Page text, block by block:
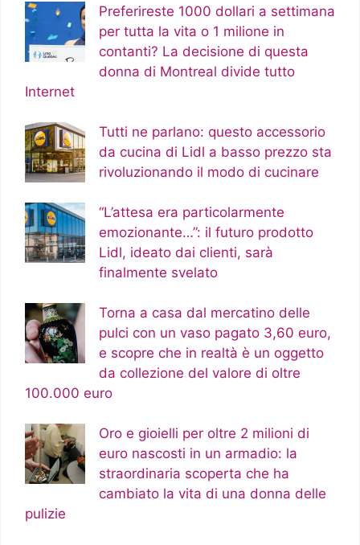
Preferireste 1000 dollari a settimana
per tutta la vita o 1 milione in
contanti? La decisione di questa
donna di Montreal divide tutto
Internet
Tutti ne parlano: questo accessorio
da cucina di Lidl a basso prezzo sta
rivoluzionando il modo di cucinare
“L’attesa era particolarmente
emozionante…”: il futuro prodotto
Lidl, ideato dai clienti, sarà
finalmente svelato
Torna a casa dal mercatino delle
pulci con un vaso pagato 3,60 euro,
e scopre che in realtà è un oggetto
da collezione del valore di oltre
100.000 euro
Oro e gioielli per oltre 2 milioni di
euro nascosti in un armadio: la
straordinaria scoperta che ha
cambiato la vita di una donna delle
pulizie